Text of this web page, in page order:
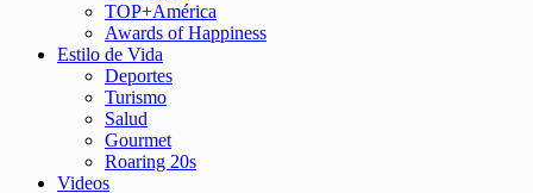
TOP+América
Awards of Happiness
Estilo de Vida
Deportes
Turismo
Salud
Gourmet
Roaring 20s
Videos